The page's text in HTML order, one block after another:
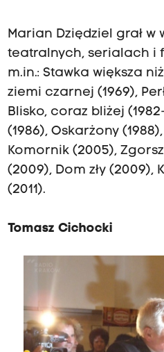
Marian Dziędziel grał
teatralnych, serialach i
m.in.: Stawka większa
ziemi czarnej (1969),
Blisko, coraz bliżej
(1986), Oskarżony
Komornik (2005),
(2009), Dom zły (2009),
(2011).
Tomasz Cichocki